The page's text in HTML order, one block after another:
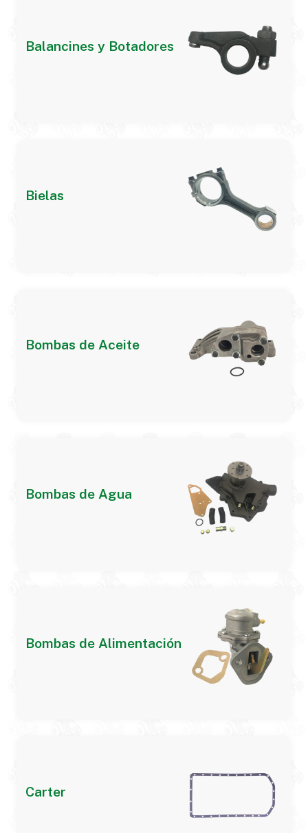
Balancines y Botadores
Bielas
Bombas de Aceite
Bombas de Agua
Bombas de Alimentación
Carter